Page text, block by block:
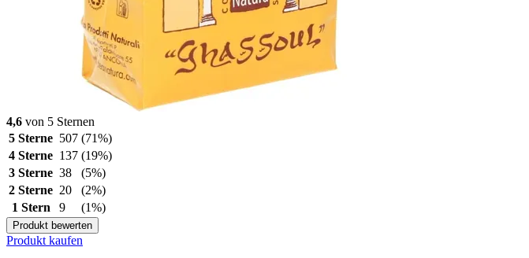
4,6 von 5 Sternen
5 Sterne 507 (71%)
4 Sterne 137 (19%)
3 Sterne 38
(5%)
2 Sterne 20
(2%)
1 Stern
9 (1%)
Produkt bewerten
Produkt kaufen